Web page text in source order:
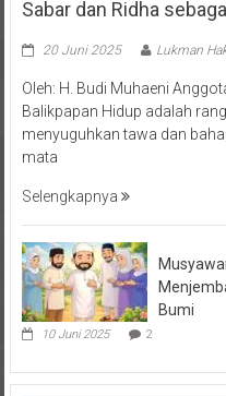
Balikpapan Hidup adalah
menyuguhkan tawa dan
mata
Bumi
10 Juni 2025 2